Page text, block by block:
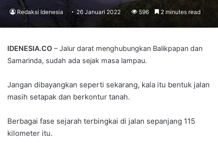
Redaksi Idenesia 26 Januari 2022 596 2 minutes read
IDENESIA.CO – Jalur darat menghubungkan Balikpapan dan
Samarinda, sudah ada sejak masa lampau.
Jangan dibayangkan seperti sekarang, kala itu bentuk jalan
masih setapak dan berkontur tanah.
Berbagai fase sejarah terbingkai di jalan sepanjang 115
kilometer itu.